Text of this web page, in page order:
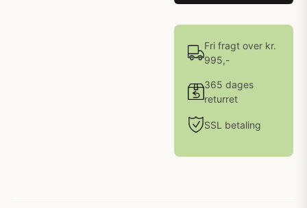
Fri fragt over kr.
995,-
365 dages
returret
SSL betaling